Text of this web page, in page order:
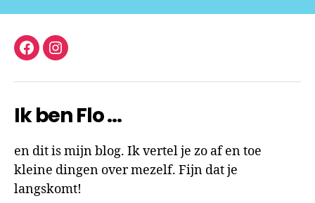
facebookinstagram
Ik ben Flo …
en dit is mijn blog. Ik vertel je zo af en toe
kleine dingen over mezelf. Fijn dat je
langskomt!